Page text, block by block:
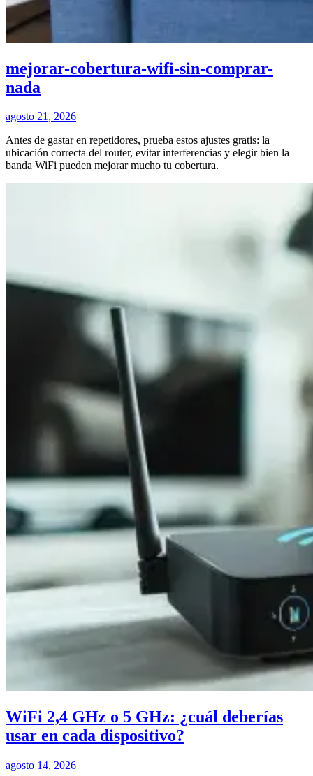
mejorar-cobertura-wifi-sin-comprar-
nada
agosto 21, 2026
Antes de gastar en repetidores, prueba estos ajustes gratis: la
ubicación correcta del router, evitar interferencias y elegir bien la
banda WiFi pueden mejorar mucho tu cobertura.
WiFi 2,4 GHz o 5 GHz: ¿cuál deberías
usar en cada dispositivo?
agosto 14, 2026